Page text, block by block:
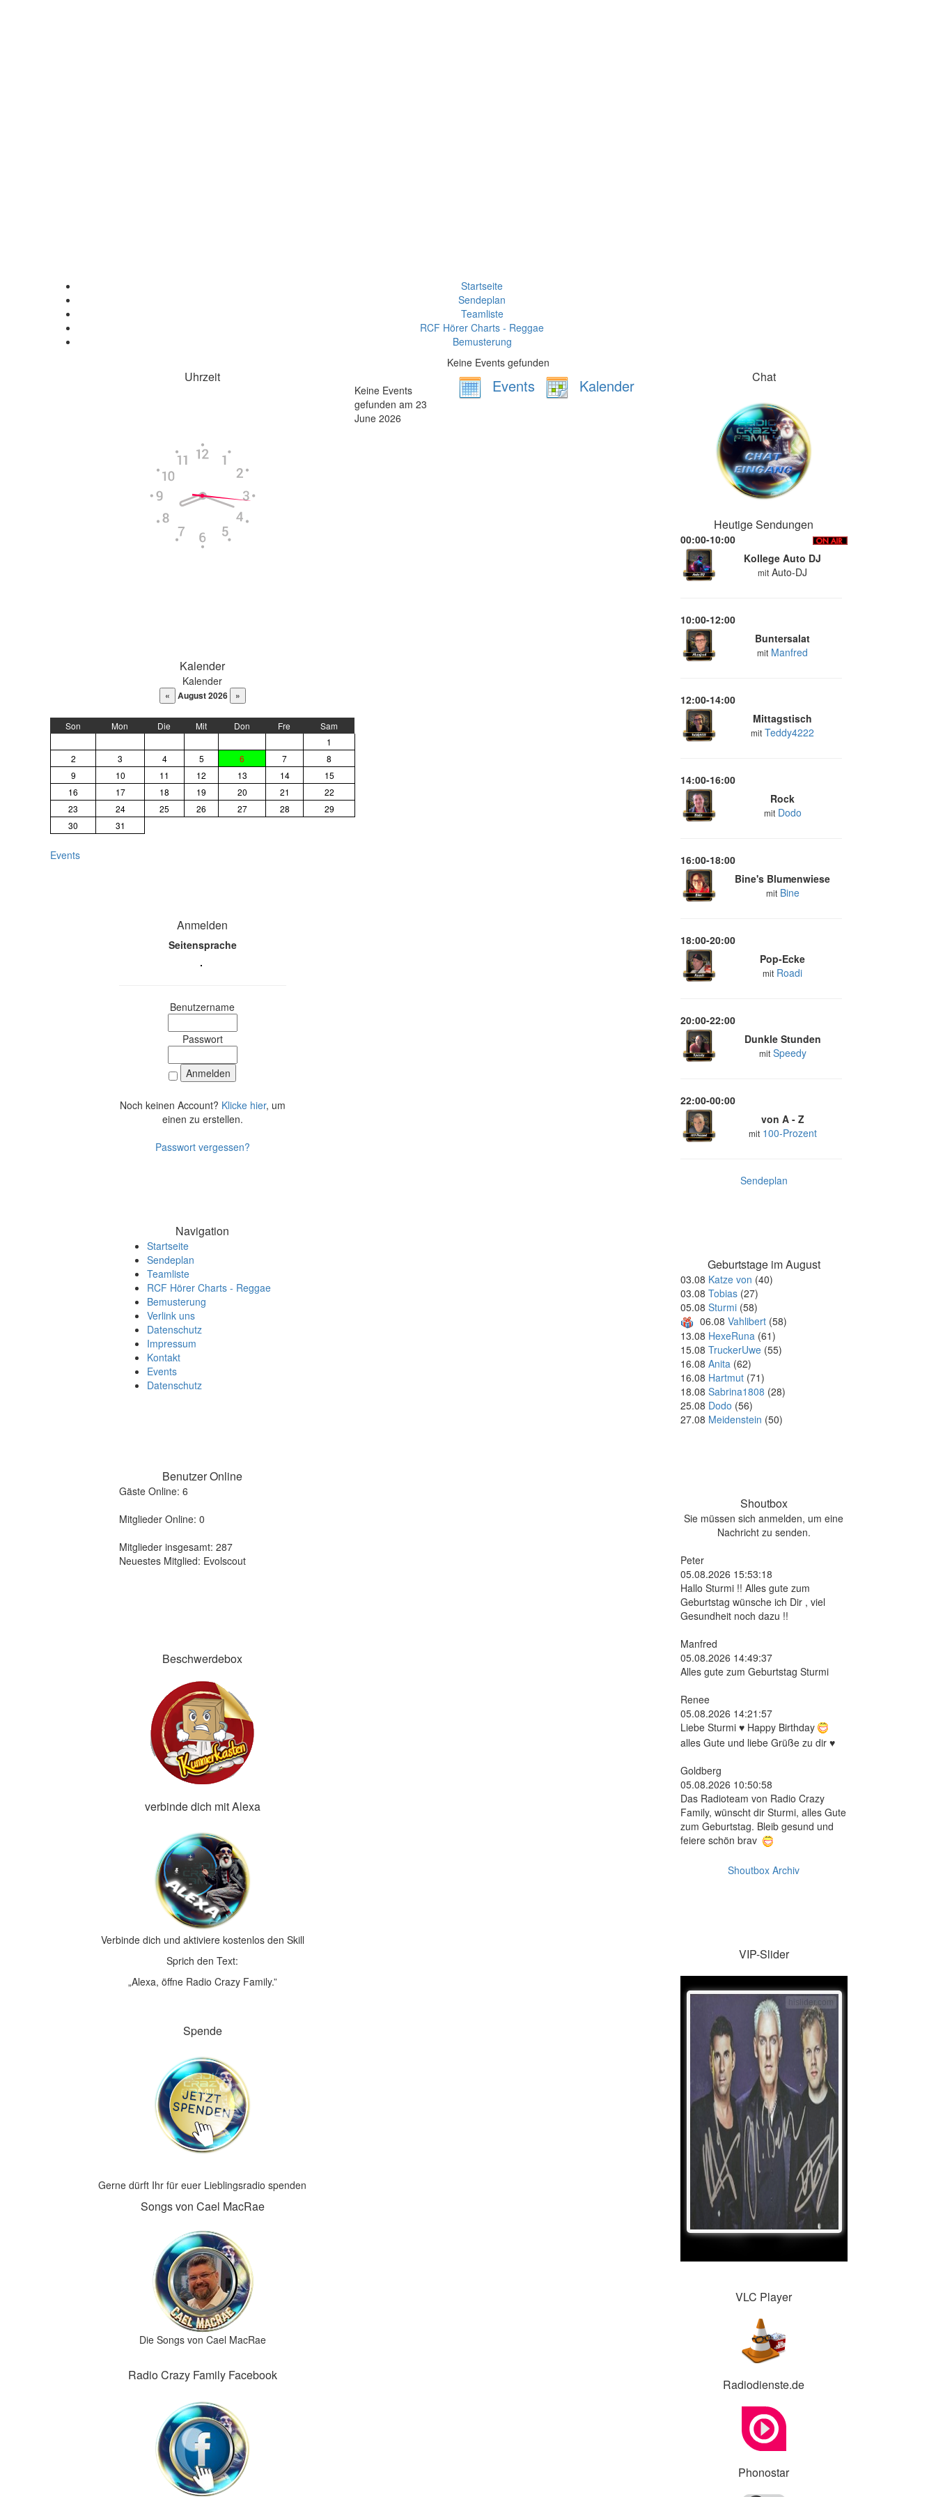
Startseite
Sendeplan
Teamliste
RCF Hörer Charts - Reggae
Bemusterung
Uhrzeit
Kalender
Kalender
August 2026
Son Mon Die Mit Don Fre
Sam
1
2
3 4 5 6 7
8
9
10 11 12 13 14
15
16
17 18 19 20 21
22
23
24 25 26 27 28
29
30
31
Events
Anmelden
Seitensprache
Benutzername
Passwort
Noch keinen Account? Klicke hier, um
einen zu erstellen.
Passwort vergessen?
Navigation
Startseite
Sendeplan
Teamliste
RCF Hörer Charts - Reggae
Bemusterung
Verlink uns
Datenschutz
Impressum
Kontakt
Events
Datenschutz
Benutzer Online
Gäste Online: 6
Mitglieder Online: 0
Mitglieder insgesamt: 287
Neuestes Mitglied: Evolscout
Beschwerdebox
verbinde dich mit Alexa
Verbinde dich und aktiviere kostenlos den Skill
Sprich den Text:
„Alexa, öffne Radio Crazy Family.”
Spende
Gerne dürft Ihr für euer Lieblingsradio spenden
Songs von Cael MacRae
Die Songs von Cael MacRae
Radio Crazy Family Facebook
Keine Events gefunden
Events Kalender
Keine Events
gefunden am 23
June 2026
Chat
Heutige Sendungen
00:00-10:00
Kollege Auto DJ
mit Auto-DJ
10:00-12:00
Buntersalat
mit Manfred
12:00-14:00
Mittagstisch
mit Teddy4222
14:00-16:00
Rock
mit Dodo
16:00-18:00
Bine's Blumenwiese
mit Bine
18:00-20:00
Pop-Ecke
mit Roadi
20:00-22:00
Dunkle Stunden
mit Speedy
22:00-00:00
von A - Z
mit 100-Prozent
Sendeplan
Geburtstage im August
03.08 Katze von (40)
03.08 Tobias(27)
05.08 Sturmi(58)
06.08 Vahlibert(58)
13.08 HexeRuna (61)
15.08 TruckerUwe(55)
16.08 Anita (62)
16.08 Hartmut(71)
18.08 Sabrina1808 (28)
25.08 Dodo (56)
27.08 Meidenstein (50)
Shoutbox
Sie müssen sich anmelden, um eine
Nachricht zu senden.
Peter
05.08.2026 15:53:18
Hallo Sturmi !! Alles gute zum
Geburtstag wünsche ich Dir , viel
Gesundheit noch dazu !!
Manfred
05.08.2026 14:49:37
Alles gute zum Geburtstag Sturmi
Renee
05.08.2026 14:21:57
Liebe Sturmi ♥ Happy Birthday
alles Gute und liebe Grüße zu dir ♥
Goldberg
05.08.2026 10:50:58
Das Radioteam von Radio Crazy
Family, wünscht dir Sturmi, alles Gute
zum Geburtstag. Bleib gesund und
feiere schön brav
Shoutbox Archiv
VIP-Slider
VLC Player
Radiodienste.de
Phonostar